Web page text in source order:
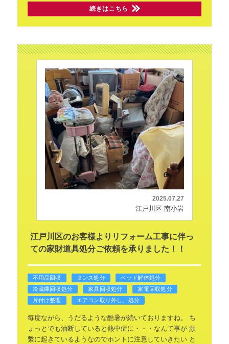
続きはこちら
2025.07.27
江戸川区 南小岩
江戸川区のお客様よりリフォーム工事に伴っ
ての家財道具処分ご依頼を承りました！！
不用品回収 タンス処分
ベッド解体処分
冷蔵庫回収処分
家具回収処分
家電回収処分
片付け整理
エアコン取り外し、処分
毎度ながら、うだるような酷暑が続いておりますね。
ち
ょっとでも油断していると熱中症に・・・なんて事が頻
繫に起きているようなのでホントに注意していきたいと